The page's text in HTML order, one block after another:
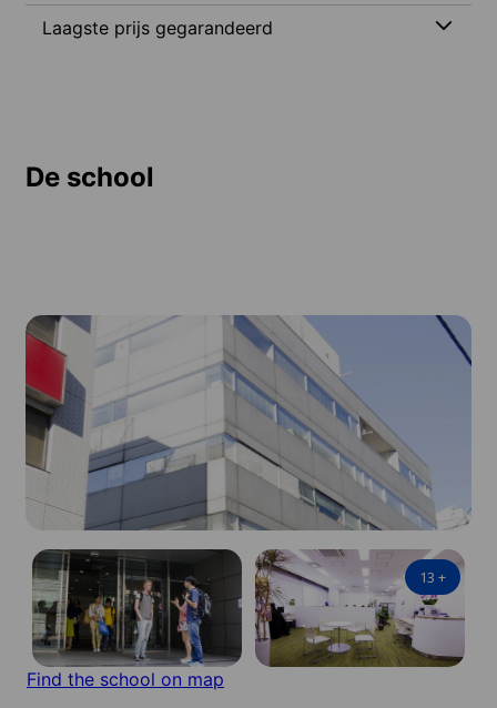
Laagste prijs gegarandeerd
De school
13 +
Find the school on map